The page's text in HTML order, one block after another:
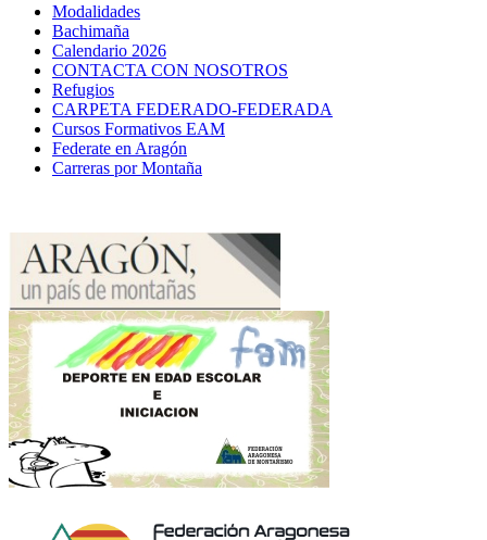
Modalidades
Bachimaña
Calendario 2026
CONTACTA CON NOSOTROS
Refugios
CARPETA FEDERADO-FEDERADA
Cursos Formativos EAM
Federate en Aragón
Carreras por Montaña